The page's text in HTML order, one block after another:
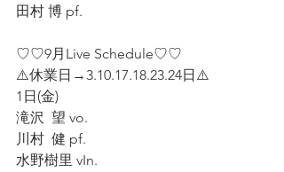
田村 博 pf.
♡♡9月Live Schedule♡♡
⚠️休業日→3.10.17.18.23.24日⚠️
1日(金)
滝沢  望 vo.
川村  健 pf.
水野樹里 vIn.